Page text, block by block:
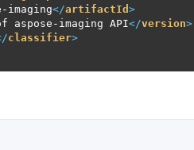
imaging</artifactId >
aspose-imaging API</version>
classifier>